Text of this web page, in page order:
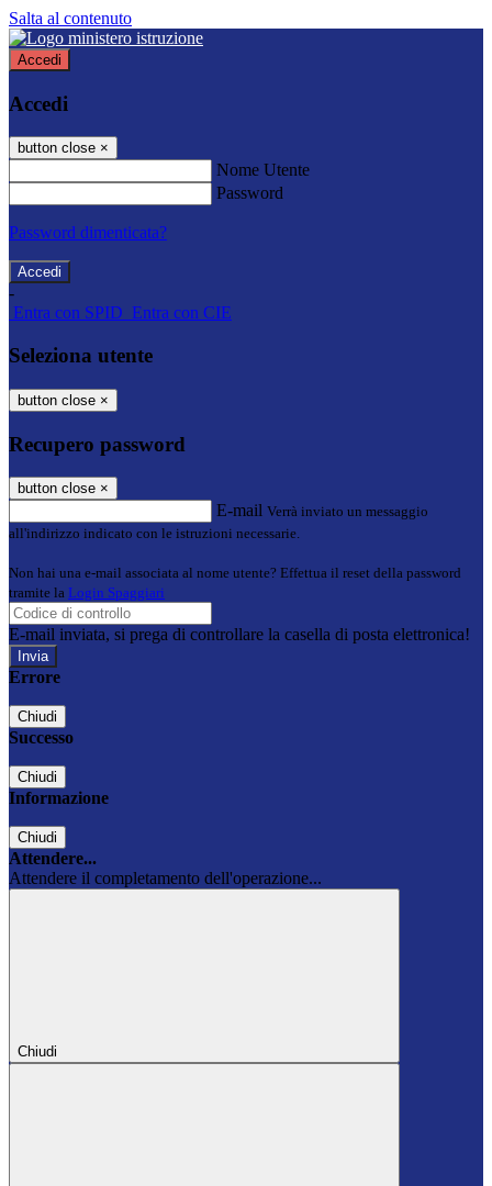
Salta al contenuto
Accedi
Accedi
button close ×
Nome Utente
Password
Password dimenticata?
-
Entra con SPID Entra con CIE
Seleziona utente
button close ×
Recupero password
button close ×
E-mail Verrà inviato un messaggio
all'indirizzo indicato con le istruzioni necessarie.
Non hai una e-mail associata al nome utente? Effettua il reset della password
tramite la Login Spaggiari
E-mail inviata, si prega di controllare la casella di posta elettronica!
Errore
Chiudi
Successo
Chiudi
Informazione
Chiudi
Attendere...
Attendere il completamento dell'operazione...
Chiudi